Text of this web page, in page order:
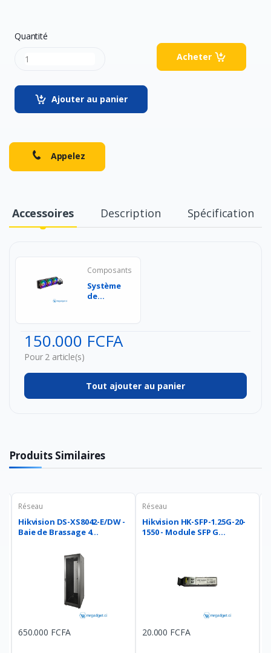
Quantité
Ajouter au panier
Acheter
Appelez
Accessoires Description Spécification
Composants
Système
de
AR...
150.000 FCFA
Pour 2 article(s)
Tout ajouter au panier
Produits Similaires
Réseau
Hikvision DS-XS8042-E/DW -
Baie de Brassage 4...
650.000 FCFA
Réseau
Hikvision HK-SFP-1.25G-20-
1550 - Module SFP G...
20.000 FCFA